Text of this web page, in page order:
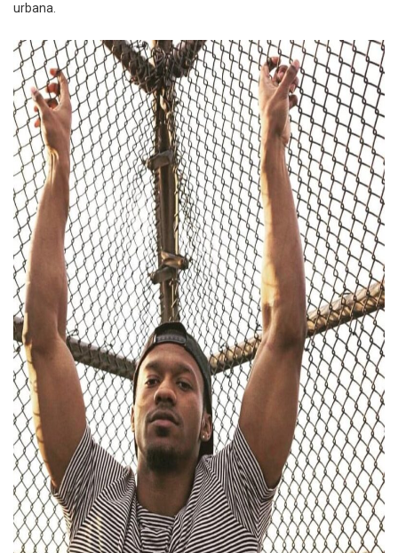
urbana.